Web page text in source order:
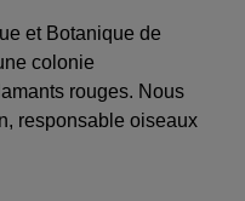
et Botanique de
colonie
rouges. Nous
responsable oiseaux